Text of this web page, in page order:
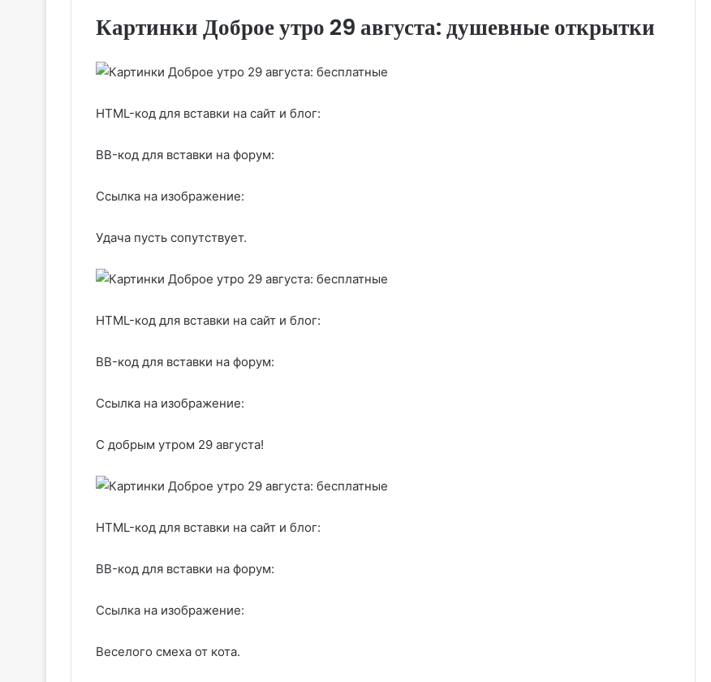
Картинки Доброе утро 29 августа: душевные открытки
HTML-код для вставки на сайт и блог:
BB-код для вставки на форум:
Ссылка на изображение:
Удача пусть сопутствует.
HTML-код для вставки на сайт и блог:
BB-код для вставки на форум:
Ссылка на изображение:
С добрым утром 29 августа!
HTML-код для вставки на сайт и блог:
BB-код для вставки на форум:
Ссылка на изображение:
Веселого смеха от кота.